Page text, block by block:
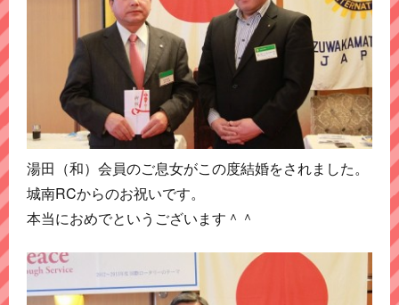
湯田（和）会員のご息女がこの度結婚をされました。
城南RCからのお祝いです。
本当におめでというございます＾＾